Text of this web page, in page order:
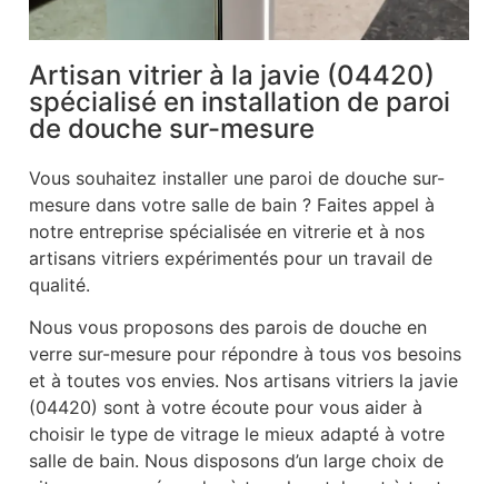
Artisan vitrier à la javie (04420)
spécialisé en installation de paroi
de douche sur-mesure
Vous souhaitez installer une paroi de douche sur-
mesure dans votre salle de bain ? Faites appel à
notre entreprise spécialisée en vitrerie et à nos
artisans vitriers expérimentés pour un travail de
qualité.
Nous vous proposons des parois de douche en
verre sur-mesure pour répondre à tous vos besoins
et à toutes vos envies. Nos artisans vitriers la javie
(04420) sont à votre écoute pour vous aider à
choisir le type de vitrage le mieux adapté à votre
salle de bain. Nous disposons d’un large choix de